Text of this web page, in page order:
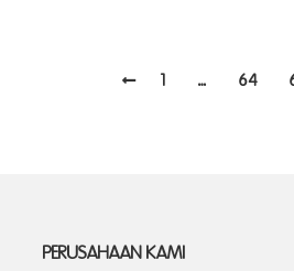
1 … 64
PERUSAHAAN KAMI